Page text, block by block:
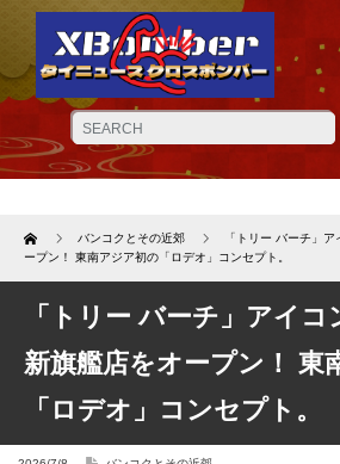
Home バンコクとその近郊
「トリー バーチ」
ープン！ 東南アジア初の「ロデオ」コンセプト。
「トリー バーチ」アイ
新旗艦店をオープン！ 東
「ロデオ」コンセプト。